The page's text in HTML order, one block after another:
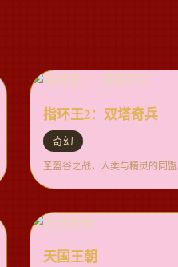
指环王2：双塔奇兵
奇幻
圣盔谷之战，人类与精灵的同盟
天国王朝